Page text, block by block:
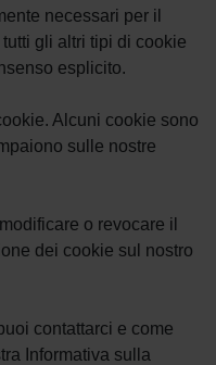
necessari per il
gli altri tipi di cookie
esplicito.
Alcuni cookie sono
sulle nostre
o revocare il
dei cookie sul nostro
contattarci e come
Informativa sulla